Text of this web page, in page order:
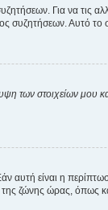
Για να τις
Αυτό το
των στοιχείων μου
είναι η
ζώνης ώρας, όπως